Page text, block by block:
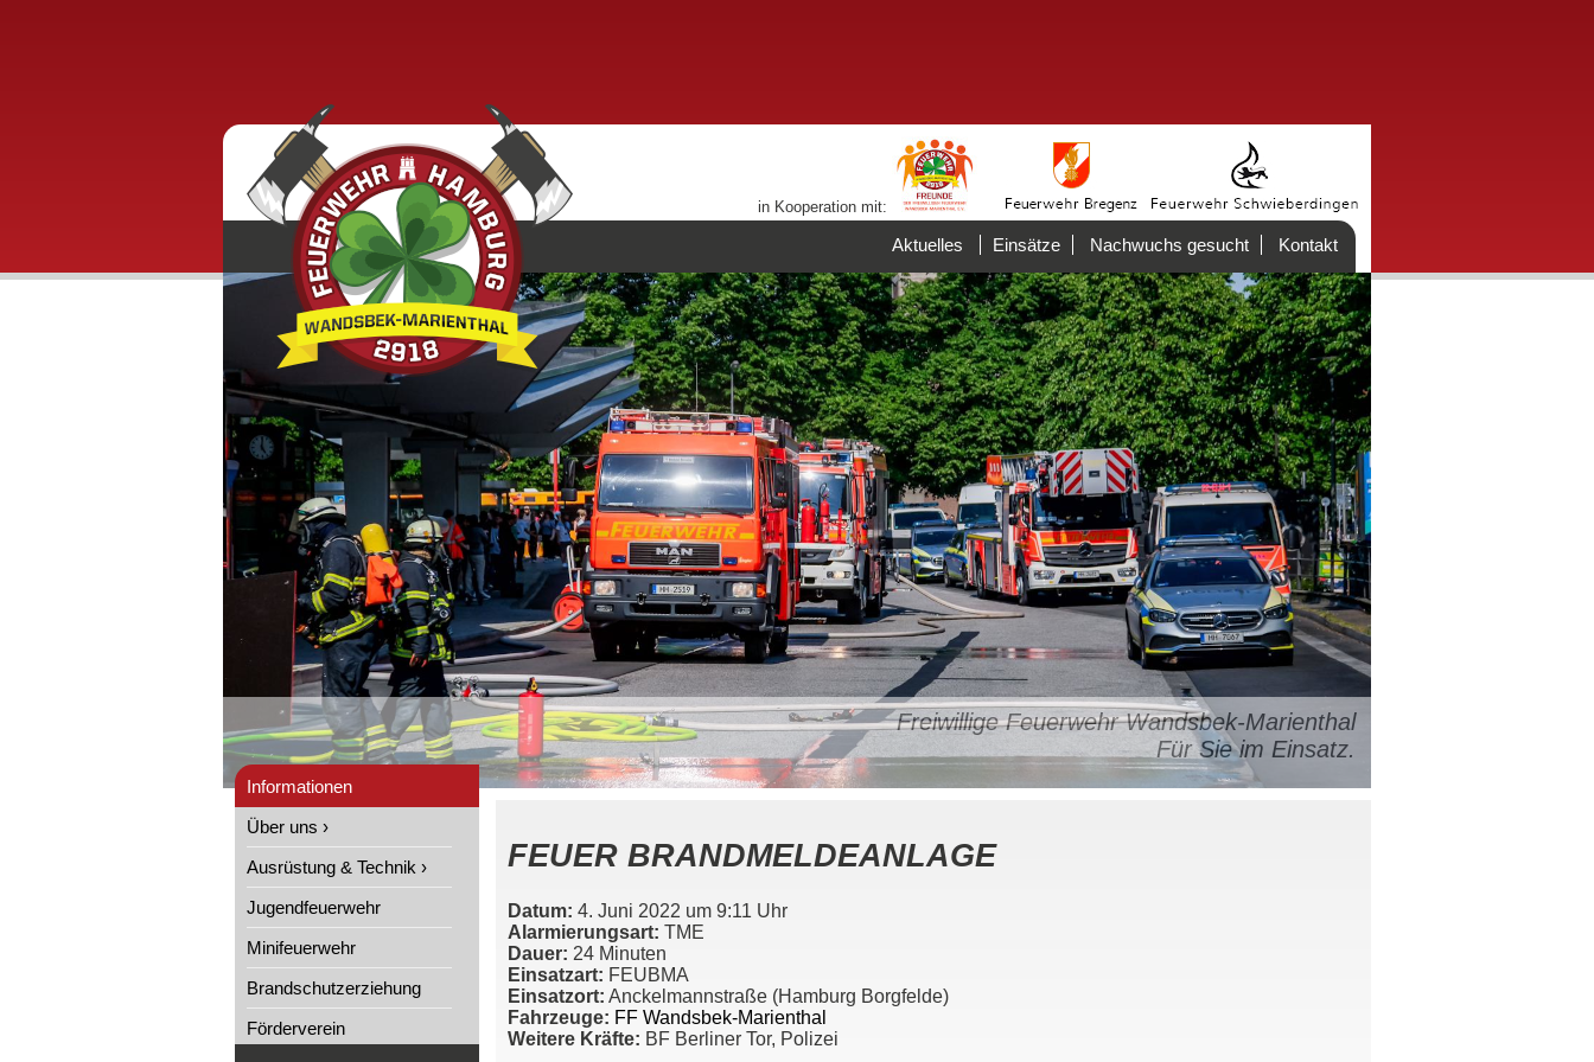
in Kooperation mit:
Aktuelles Einsätze Nachwuchs gesucht Kontakt
Freiwillige Feuerwehr Wandsbek-Marienthal
Für Sie im Einsatz.
Informationen
Über uns ›
Ausrüstung & Technik ›
Jugendfeuerwehr
Minifeuerwehr
Brandschutzerziehung
Förderverein
FEUER BRANDMELDEANLAGE
Datum: 4. Juni 2022 um 9:11 Uhr
Alarmierungsart: TME
Dauer: 24 Minuten
Einsatzart: FEUBMA
Einsatzort: Anckelmannstraße (Hamburg Borgfelde)
Fahrzeuge: FF Wandsbek-Marienthal
Weitere Kräfte: BF Berliner Tor, Polizei